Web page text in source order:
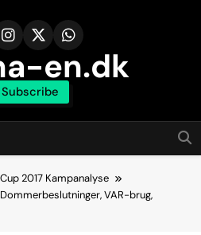
en.dk
Subscribe
2017 Kampanalyse
VAR-brug,